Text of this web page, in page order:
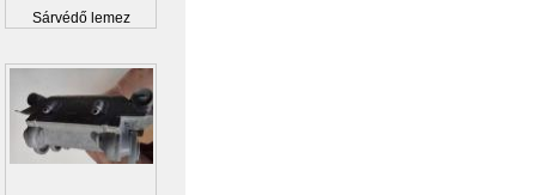
Sárvédő lemez